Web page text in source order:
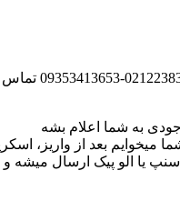
به شما اعلام بشه
بعد از واریز،
یا الو پیک ارسال